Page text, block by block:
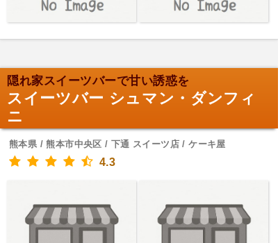
隠れ家スイーツバーで甘い誘惑を
スイーツバー シュマン・ダンフィ
ニ
熊本県 / 熊本市中央区 / 下通 スイーツ店 / ケーキ屋
4.3